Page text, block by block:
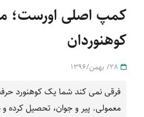
کمپ اصلی اورست؛
کوهنوردان
فرقی نمی کند شما یک کوهنورد
معمولی. پیر و جوان، تحصیل کرده